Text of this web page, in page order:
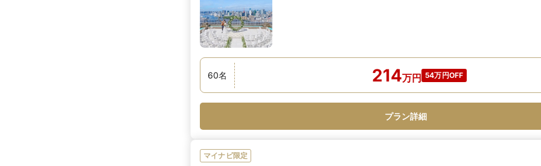
60名 214万円 54万円OFF
プラン詳細
マイナビ限定